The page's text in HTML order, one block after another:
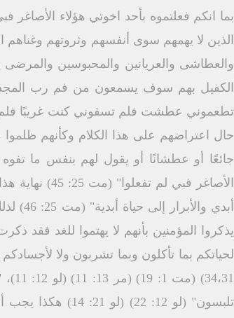
الذين لا يهمهم سوى أنفسهم وثروتهم وغناهم
والعطاشى والعريانين والمحبوسين
الكفيل بهم سوف يسمعون من فم رب المجد
حال اعتراضهم على هذا الكلام وكأنهم ظلموا
جائعًا أو عطشانًا أو يقول لهم بنفس ما تفوه
الأصاغر فبي
أبدي
يذكروا المؤمنين بأنهم لا يهتموا للغد فقد
تلبسون" (لو 12: